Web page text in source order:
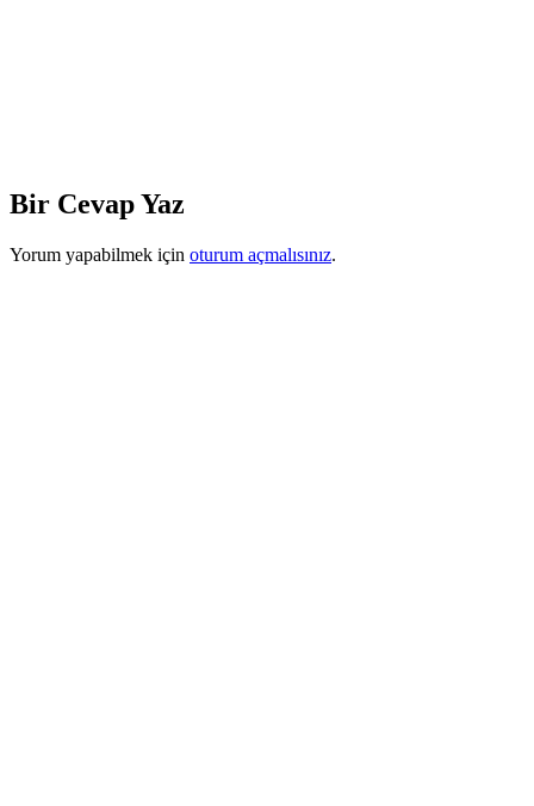
Bir Cevap Yaz
Yorum yapabilmek için oturum açmalısınız.